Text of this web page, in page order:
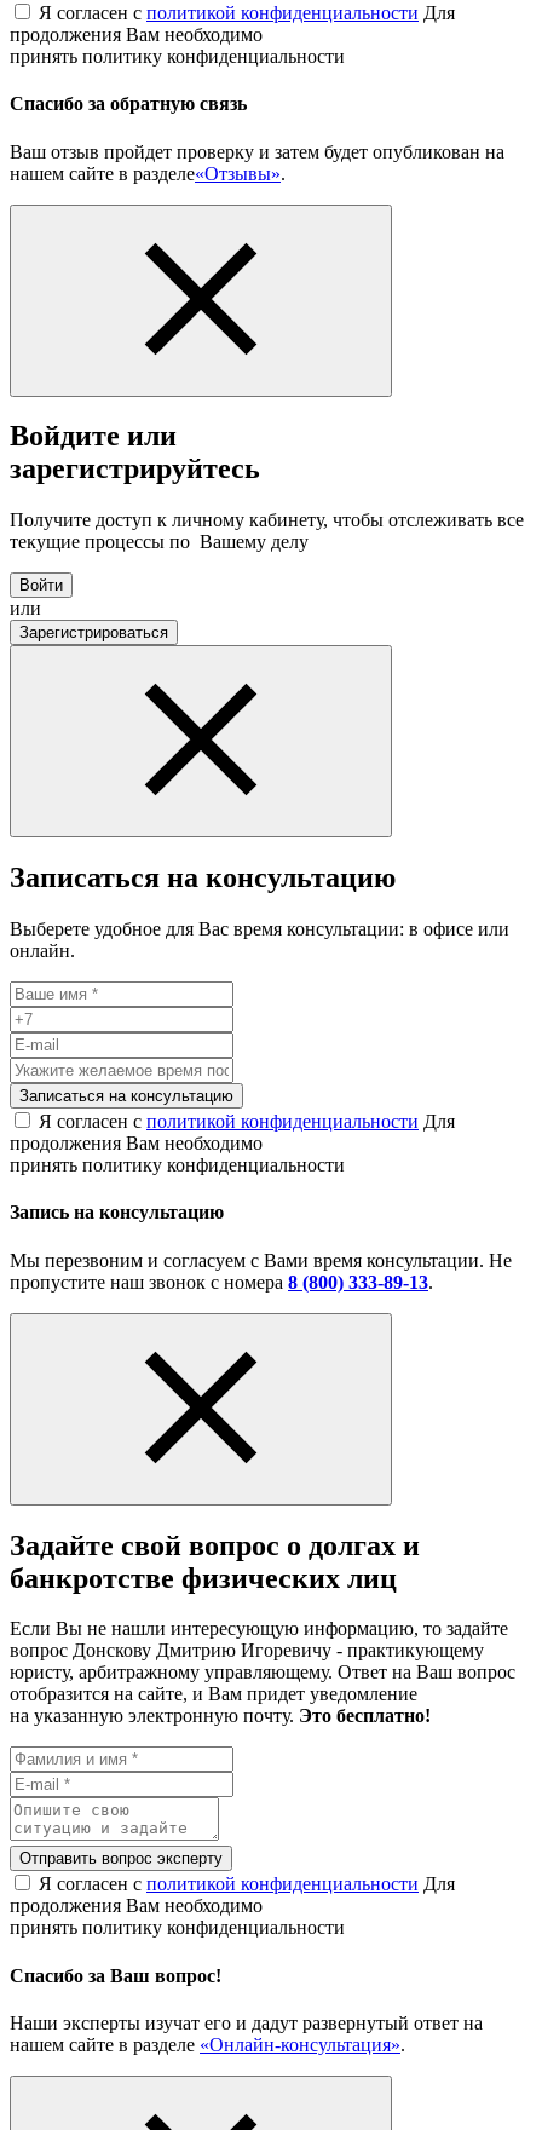
Я согласен с политикой конфиденциальности Для
продолжения Вам необходимо
принять политику конфиденциальности
Спасибо за обратную связь
Ваш отзыв пройдет проверку и затем будет опубликован на
нашем сайте в разделе«Отзывы».
Войдите или
зарегистрируйтесь
Получите доступ к личному кабинету, чтобы отслеживать все
текущие процессы по Вашему делу
Войти
или
Зарегистрироваться
Записаться на консультацию
Выберете удобное для Вас время консультации: в офисе или
онлайн.
Записаться на консультацию
Я согласен с политикой конфиденциальности Для
продолжения Вам необходимо
принять политику конфиденциальности
Запись на консультацию
Мы перезвоним и согласуем с Вами время консультации. Не
пропустите наш звонок с номера 8 (800) 333-89-13.
Задайте свой вопрос о долгах и
банкротстве физических лиц
Если Вы не нашли интересующую информацию, то задайте
вопрос Донскову Дмитрию Игоревичу - практикующему
юристу, арбитражному управляющему. Ответ на Ваш вопрос
отобразится на сайте, и Вам придет уведомление
на указанную электронную почту. Это бесплатно!
Отправить вопрос эксперту
Я согласен с политикой конфиденциальности Для
продолжения Вам необходимо
принять политику конфиденциальности
Спасибо за Ваш вопрос!
Наши эксперты изучат его и дадут развернутый ответ на
нашем сайте в разделе «Онлайн-консультация».